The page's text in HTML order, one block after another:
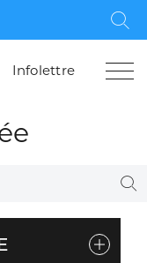
Infolettre